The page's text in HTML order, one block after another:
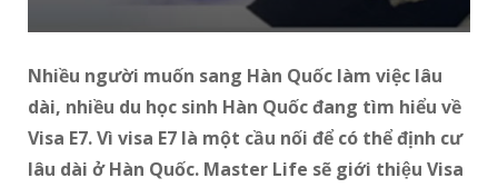
Nhiều người muốn sang Hàn Quốc làm việc lâu
dài, nhiều du học sinh Hàn Quốc đang tìm hiểu về
Visa E7. Vì visa E7 là một cầu nối để có thể định cư
lâu dài ở Hàn Quốc. Master Life sẽ giới thiệu Visa